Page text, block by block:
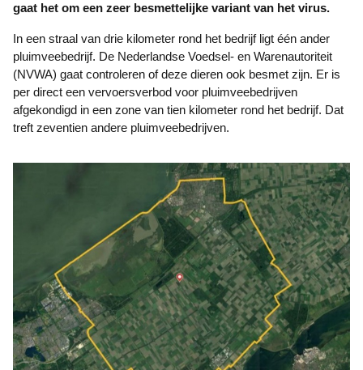
gaat het om een zeer besmettelijke variant van het virus.
In een straal van drie kilometer rond het bedrijf ligt één ander
pluimveebedrijf. De Nederlandse Voedsel- en Warenautoriteit
(NVWA) gaat controleren of deze dieren ook besmet zijn. Er is
per direct een vervoersverbod voor pluimveebedrijven
afgekondigd in een zone van tien kilometer rond het bedrijf. Dat
treft zeventien andere pluimveebedrijven.